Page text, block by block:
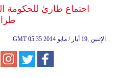
اجتماع طارئ للحكومة
GMT 05:35 2014 الإثنين ,19 أيار / مايو